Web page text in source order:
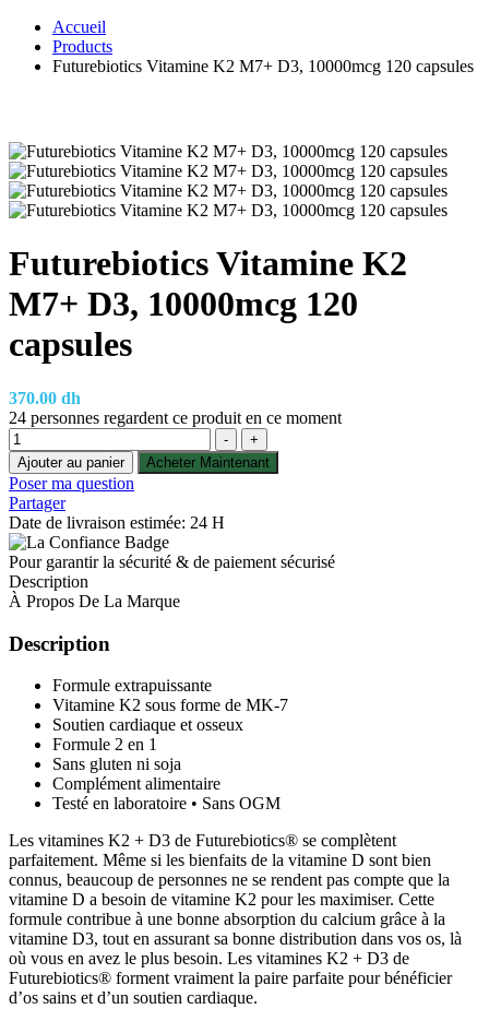
Accueil
Products
Futurebiotics Vitamine K2 M7+ D3, 10000mcg 120 capsules
Futurebiotics Vitamine K2
M7+ D3, 10000mcg 120
capsules
370.00 dh
24 personnes regardent ce produit en ce moment
Quantité
-
+
Ajouter au panier
Acheter Maintenant
Poser ma question
Partager
Date de livraison estimée: 24 H
Pour garantir la sécurité & de paiement sécurisé
Description
À Propos De La Marque
Description
Formule extrapuissante
Vitamine K2 sous forme de MK-7
Soutien cardiaque et osseux
Formule 2 en 1
Sans gluten ni soja
Complément alimentaire
Testé en laboratoire • Sans OGM
Les vitamines K2 + D3 de Futurebiotics® se complètent
parfaitement. Même si les bienfaits de la vitamine D sont bien
connus, beaucoup de personnes ne se rendent pas compte que la
vitamine D a besoin de vitamine K2 pour les maximiser. Cette
formule contribue à une bonne absorption du calcium grâce à la
vitamine D3, tout en assurant sa bonne distribution dans vos os, là
où vous en avez le plus besoin. Les vitamines K2 + D3 de
Futurebiotics® forment vraiment la paire parfaite pour bénéficier
d’os sains et d’un soutien cardiaque.